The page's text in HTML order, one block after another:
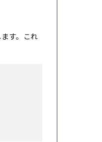
す。これ